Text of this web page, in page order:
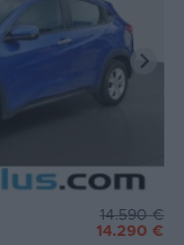
14.590 €
14.290 €